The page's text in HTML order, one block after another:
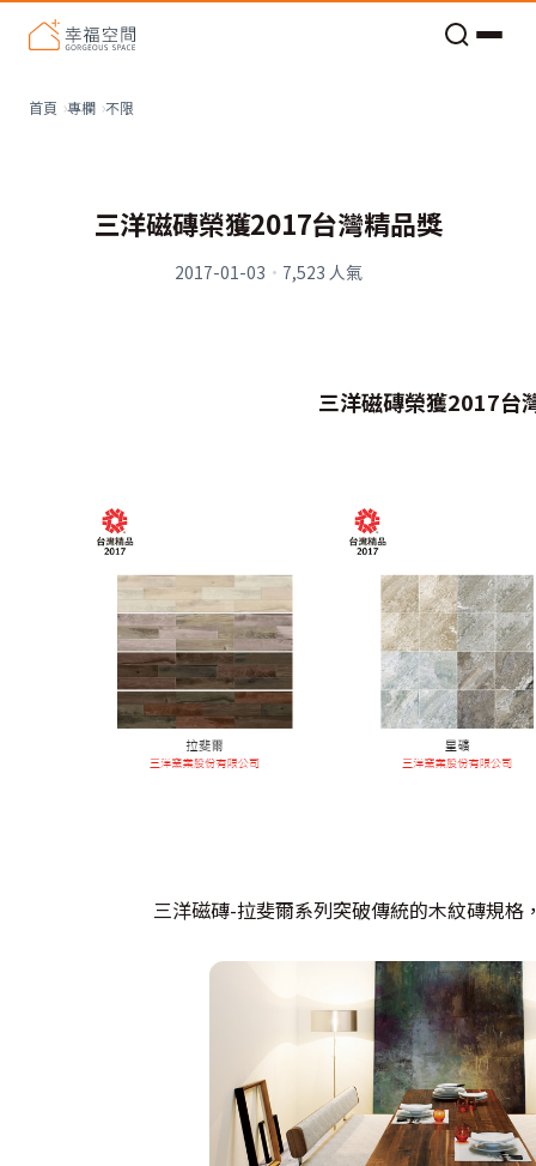
首頁 專欄 不限
三洋磁磚榮獲2017台灣精品獎
2017-01-03 · 7,523 人氣
三洋磁磚榮獲2017台
三洋磁磚-拉斐爾系列突破傳統的木紋磚規格